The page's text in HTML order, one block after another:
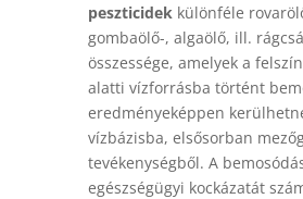
peszticidek különféle
gombaölő-, algaölő, ill.
összessége, amelyek a
alatti vízforrásba történt
eredményeképpen
vízbázisba, elsősorban
tevékenységből. A
egészségügyi kockázatát